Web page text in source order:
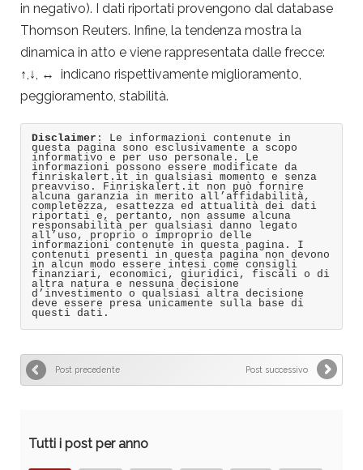
in negativo). I dati riportati provengono dal database
Thomson Reuters. Infine, la tendenza mostra la
dinamica in atto e viene rappresentata dalle frecce:
↑,↓, ↔ indicano rispettivamente miglioramento,
peggioramento, stabilità.
Disclaimer : Le informazioni contenute in
questa pagina sono esclusivamente a scopo
informativo e per uso personale. Le
informazioni possono essere modificate da
finriskalert.it in qualsiasi momento e senza
preavviso. Finriskalert.it non può fornire
alcuna garanzia in merito all’affidabilità,
completezza, esattezza ed attualità dei dati
riportati e, pertanto, non assume alcuna
responsabilità per qualsiasi danno legato
all’uso, proprio o improprio delle
informazioni contenute in questa pagina. I
contenuti presenti in questa pagina non devono
in alcun modo essere intesi come consigli
finanziari, economici, giuridici, fiscali o di
altra natura e nessuna decisione
d’investimento o qualsiasi altra decisione
deve essere presa unicamente sulla base di
questi dati.
Post precedente Post successivo
Tutti i post per anno